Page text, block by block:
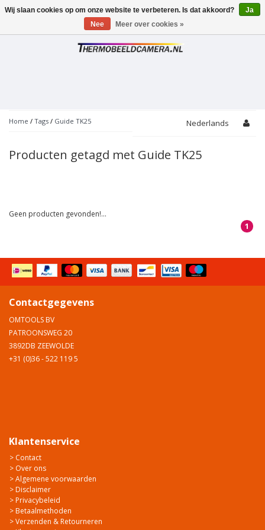
Toggle
Home / Tags / Guide TK25 Nederlands
Producten getagd met Guide TK25
Geen producten gevonden!...
1
Contactgegevens
OMTOOLS BV
PATROONSWEG 20
3892DB ZEEWOLDE
+31 (0)36 - 522 119 5
Klantenservice
> Contact
> Over ons
> Algemene voorwaarden
> Disclaimer
> Privacybeleid
> Betaalmethoden
> Verzenden & Retourneren
Wij slaan cookies op om onze website te verbeteren. Is dat akkoord?
Ja
Nee
Meer over cookies »